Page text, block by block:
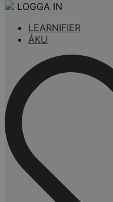
LOGGA IN
LEARNIFIER
ÅKU